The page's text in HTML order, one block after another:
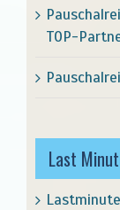
TOP-
Last